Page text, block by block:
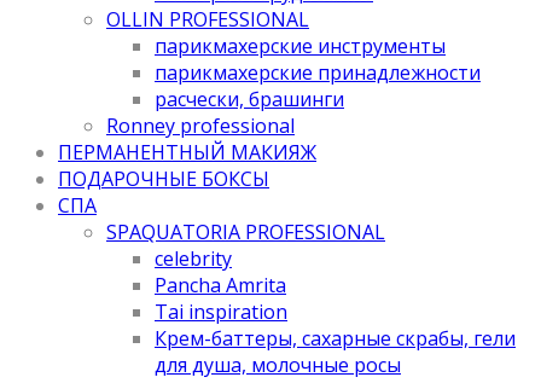
OLLIN PROFESSIONAL
парикмахерские инструменты
парикмахерские принадлежности
расчески, брашинги
Ronney professional
ПЕРМАНЕНТНЫЙ МАКИЯЖ
ПОДАРОЧНЫЕ БОКСЫ
СПА
SPAQUATORIA PROFESSIONAL
celebrity
Pancha Amrita
Tai inspiration
Крем-баттеры, сахарные скрабы, гели
для душа, молочные росы